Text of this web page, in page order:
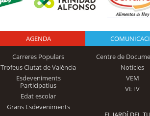
Logo Fundación
Trinidad Alfonso
AGENDA
Carreres Populars
Trofeus Ciutat de València
Esdeveniments
Participatius
Edat escolar
Grans Esdeveniments
Centre de
Notícies
VEM
VETV